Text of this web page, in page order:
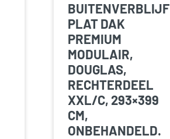
BUITENVERBLIJF
PLAT DAK
PREMIUM
MODULAIR,
DOUGLAS,
RECHTERDEEL
XXL/C, 293×399
CM,
ONBEHANDELD.